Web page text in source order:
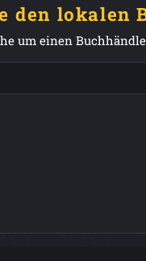
den lokalen
um einen